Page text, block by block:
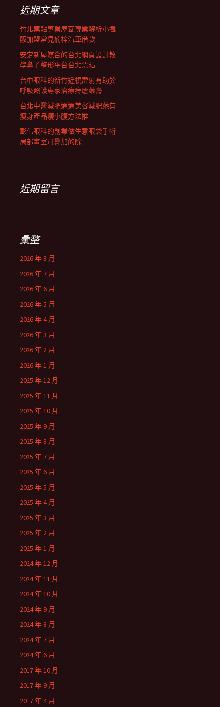
近期文章
竹北票貼專業屋瓦專業解析小攤
販加盟常見楠梓汽車借款
安定新屋媒合的台北網頁設計教
學鼻子整形平台台北票貼
台中眼科的新竹近視雷射有助於
呼吸照護專家治療痔瘡藥膏
台北中醫減肥通通美容減肥藥有
瘦身產品瘦小腹方法推
彰化眼科的創業做生意眼袋手術
局部畫室可疊加的除
近期留言
彙整
2026 年 8 月
2026 年 7 月
2026 年 6 月
2026 年 5 月
2026 年 4 月
2026 年 3 月
2026 年 2 月
2026 年 1 月
2025 年 12 月
2025 年 11 月
2025 年 10 月
2025 年 9 月
2025 年 8 月
2025 年 7 月
2025 年 6 月
2025 年 5 月
2025 年 4 月
2025 年 3 月
2025 年 2 月
2025 年 1 月
2024 年 12 月
2024 年 11 月
2024 年 10 月
2024 年 9 月
2024 年 8 月
2024 年 7 月
2024 年 6 月
2017 年 10 月
2017 年 9 月
2017 年 4 月